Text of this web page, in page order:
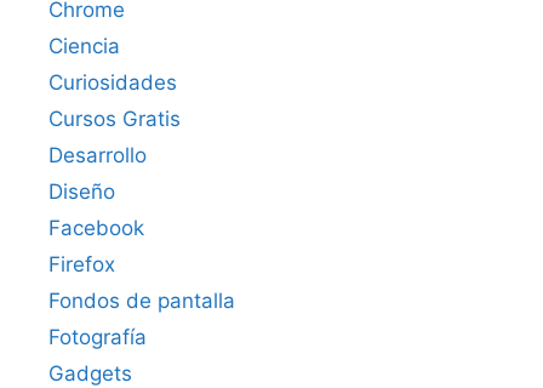
Chrome
Ciencia
Curiosidades
Cursos Gratis
Desarrollo
Diseño
Facebook
Firefox
Fondos de pantalla
Fotografía
Gadgets